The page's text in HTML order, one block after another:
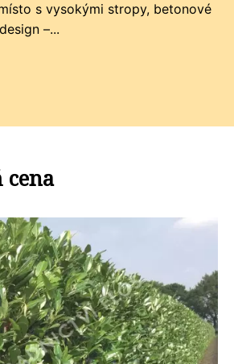
s vysokými stropy, betonové
–...
cena